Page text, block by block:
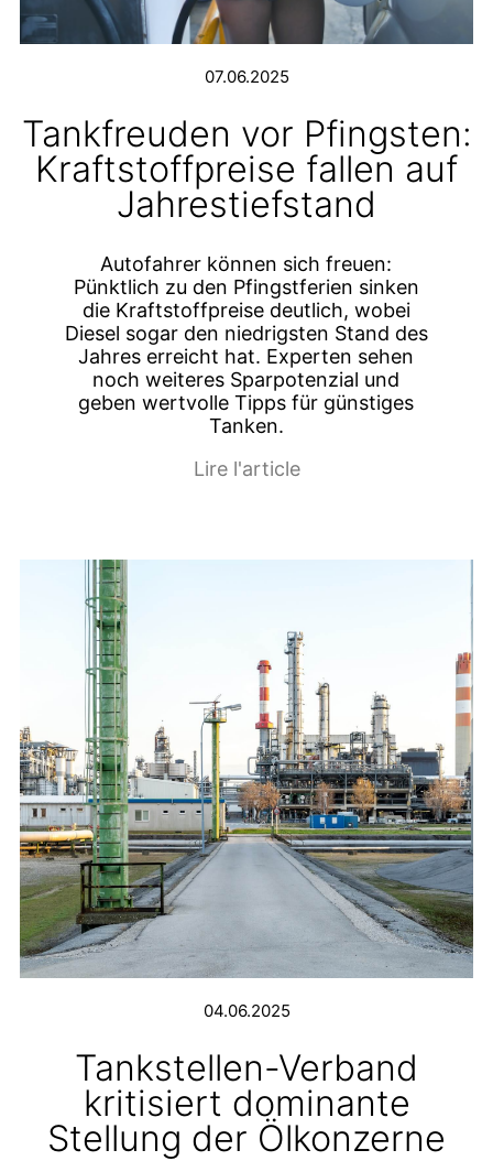
07.06.2025
Tankfreuden vor Pfingsten:
Kraftstoffpreise fallen auf
Jahrestiefstand
Autofahrer können sich freuen:
Pünktlich zu den Pfingstferien sinken
die Kraftstoffpreise deutlich, wobei
Diesel sogar den niedrigsten Stand des
Jahres erreicht hat. Experten sehen
noch weiteres Sparpotenzial und
geben wertvolle Tipps für günstiges
Tanken.
Lire l'article
04.06.2025
Tankstellen-Verband
kritisiert dominante
Stellung der Ölkonzerne